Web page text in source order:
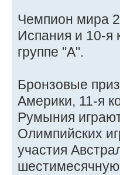
Чемпион мира
Испания и 10-я
группе "А".
Бронзовые
Америки, 11-я
Румыния
Олимпийских
участия